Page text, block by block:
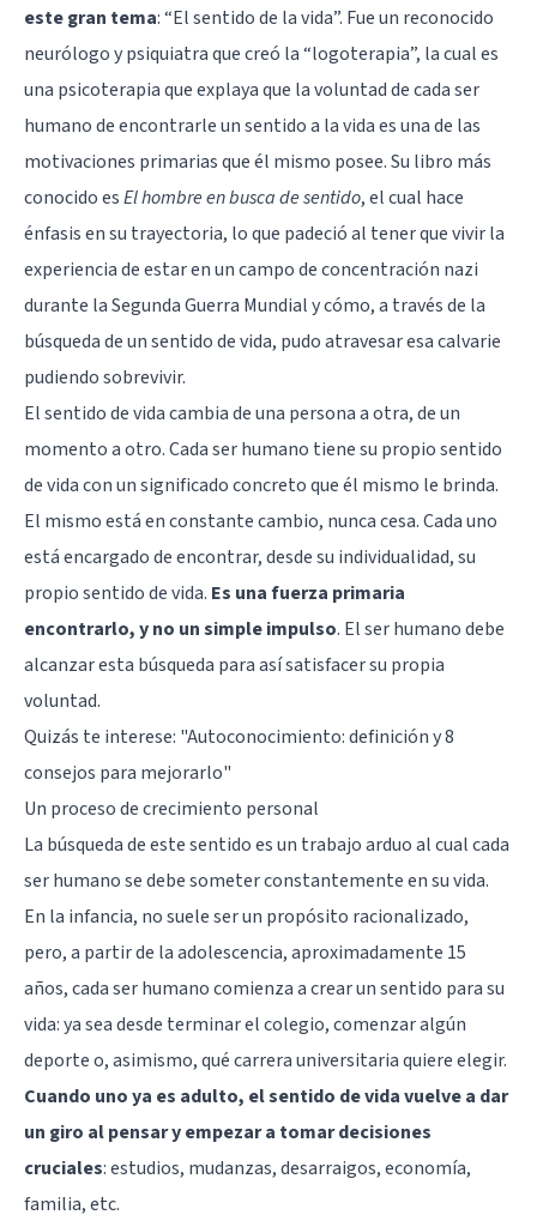
este gran tema: “El sentido de la vida”. Fue un reconocido
neurólogo y psiquiatra que creó la “logoterapia”, la cual es
una psicoterapia que explaya que la voluntad de cada ser
humano de encontrarle un sentido a la vida es una de las
motivaciones primarias que él mismo posee. Su libro más
conocido esEl hombre en busca de sentido, el cual hace
énfasis en su trayectoria, lo que padeció al tener que vivir la
experiencia de estar en un campo de concentración nazi
durante la Segunda Guerra Mundial y cómo, a través de la
búsqueda de un sentido de vida, pudo atravesar esa calvarie
pudiendo sobrevivir.
El sentido de vida cambia de una persona a otra, de un
momento a otro. Cada ser humano tiene su propio sentido
de vida con un significado concreto que él mismo le brinda.
El mismo está en constante cambio, nunca cesa. Cada uno
está encargado de encontrar, desde su individualidad, su
propio sentido de vida. Es una fuerza primaria
encontrarlo, y no un simple impulso. El ser humano debe
alcanzar esta búsqueda para así satisfacer su propia
voluntad.
Quizás te interese: "Autoconocimiento: definición y 8
consejos para mejorarlo"
Un proceso de crecimiento personal
La búsqueda de este sentido es un trabajo arduo al cual cada
ser humano se debe someter constantemente en su vida.
En la infancia, no suele ser un propósito racionalizado,
pero, a partir de la adolescencia, aproximadamente 15
años, cada ser humano comienza a crear un sentido para su
vida: ya sea desde terminar el colegio, comenzar algún
deporte o, asimismo, qué carrera universitaria quiere elegir.
Cuando uno ya es adulto, el sentido de vida vuelve a dar
un giro al pensar y empezar a tomar decisiones
cruciales: estudios, mudanzas, desarraigos, economía,
familia, etc.